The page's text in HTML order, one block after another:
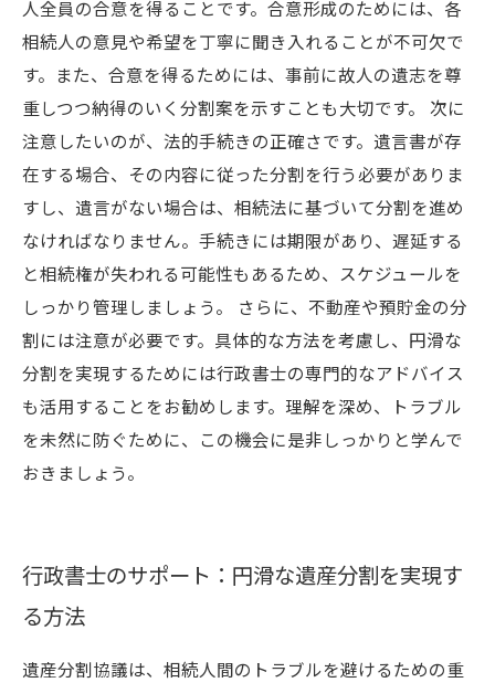
人全員の合意を得ることです。合意形成のためには、各
相続人の意見や希望を丁寧に聞き入れることが不可欠で
す。また、合意を得るためには、事前に故人の遺志を尊
重しつつ納得のいく分割案を示すことも大切です。 次に
注意したいのが、法的手続きの正確さです。遺言書が存
在する場合、その内容に従った分割を行う必要がありま
すし、遺言がない場合は、相続法に基づいて分割を進め
なければなりません。手続きには期限があり、遅延する
と相続権が失われる可能性もあるため、スケジュールを
しっかり管理しましょう。 さらに、不動産や預貯金の分
割には注意が必要です。具体的な方法を考慮し、円滑な
分割を実現するためには行政書士の専門的なアドバイス
も活用することをお勧めします。理解を深め、トラブル
を未然に防ぐために、この機会に是非しっかりと学んで
おきましょう。
行政書士のサポート：円滑な遺産分割を実現す
る方法
遺産分割協議は、相続人間のトラブルを避けるための重